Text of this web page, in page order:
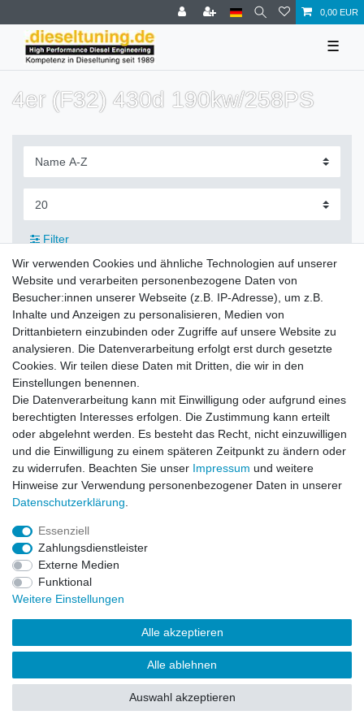
0,00 EUR
☰
4er (F32) 430d 190kw/258PS
Filter
Zahlung und Versand
Daten­schutz­erklärung
Barrierefreiheitserklärung Widerrufs­recht
Vertrag widerrufen
© Copyright 2026 | Alle Rechte vorbehalten.
Wir verwenden Cookies und ähnliche Technologien auf unserer
Website und verarbeiten personenbezogene Daten von
Besucher:innen unserer Webseite (z.B. IP-Adresse), um z.B.
Inhalte und Anzeigen zu personalisieren, Medien von
Drittanbietern einzubinden oder Zugriffe auf unsere Website zu
analysieren. Die Datenverarbeitung erfolgt erst durch gesetzte
Cookies. Wir teilen diese Daten mit Dritten, die wir in den
Einstellungen benennen.
Die Datenverarbeitung kann mit Einwilligung oder aufgrund eines
berechtigten Interesses erfolgen. Die Zustimmung kann erteilt
oder abgelehnt werden. Es besteht das Recht, nicht einzuwilligen
und die Einwilligung zu einem späteren Zeitpunkt zu ändern oder
zu widerrufen. Beachten Sie unser Impressum und weitere
Hinweise zur Verwendung personenbezogener Daten in unserer
Daten­schutz­erklärung
Essenziell
Zahlungsdienstleister
Externe Medien
Funktional
Weitere Einstellungen
Alle akzeptieren
Alle ablehnen
Auswahl akzeptieren